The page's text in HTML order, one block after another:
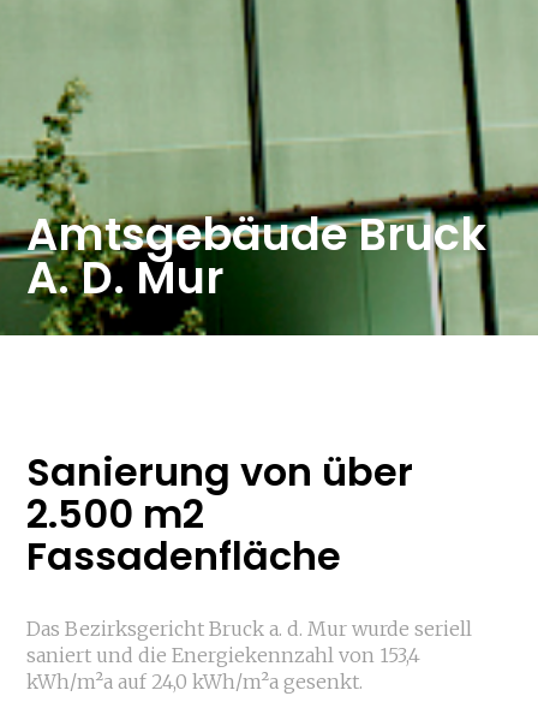
Amtsgebäude Bruck
A. D. Mur
Sanierung von über
2.500 m2
Fassadenfläche
Das Bezirksgericht Bruck a. d. Mur wurde seriell
saniert und die Energiekennzahl von 153,4
kWh/m²a auf 24,0 kWh/m²a gesenkt.